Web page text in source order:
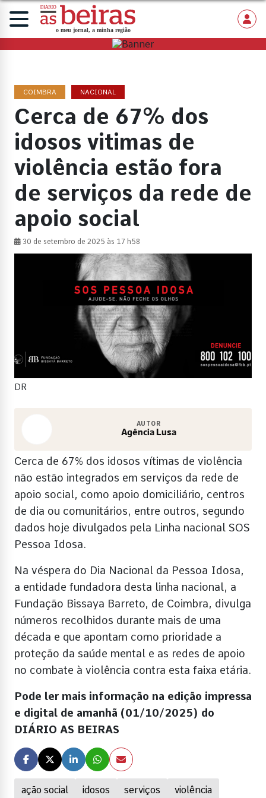
COIMBRA NACIONAL
Cerca de 67% dos
idosos vitimas de
violência estão fora
de serviços da rede de
apoio social
30 de setembro de 2025 às 17 h58
DR
AUTOR
Agência Lusa
ação social idosos serviços violência
Cerca de 67% dos idosos vítimas de violência
não estão integrados em serviços da rede de
apoio social, como apoio domiciliário, centros
de dia ou comunitários, entre outros, segundo
dados hoje divulgados pela Linha nacional SOS
Pessoa Idosa.
Na véspera do Dia Nacional da Pessoa Idosa,
a entidade fundadora desta linha nacional, a
Fundação Bissaya Barreto, de Coimbra, divulga
números recolhidos durante mais de uma
década e que apontam como prioridade a
proteção da saúde mental e as redes de apoio
no combate à violência contra esta faixa etária.
Pode ler mais informação na edição impressa
e digital de amanhã (01/10/2025) do
DIÁRIO AS BEIRAS